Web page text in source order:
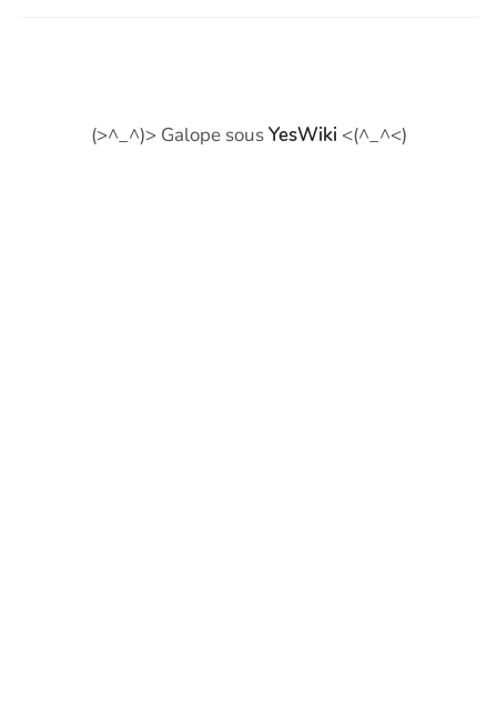
(>^_^)> Galope sousYesWiki <(^_^<)